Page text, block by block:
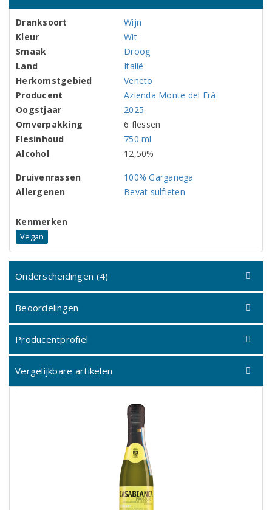
Dranksoort
Wijn
Kleur
Wit
Smaak
Droog
Land
Italië
Herkomstgebied
Veneto
Producent
Azienda Monte del Frà
Oogstjaar
2025
Omverpakking
6 flessen
Flesinhoud
750 ml
Alcohol
12,50%
Druivenrassen
100% Garganega
Allergenen
Bevat sulfieten
Kenmerken
Vegan
Onderscheidingen (4)
Beoordelingen
Producentprofiel
Vergelijkbare artikelen